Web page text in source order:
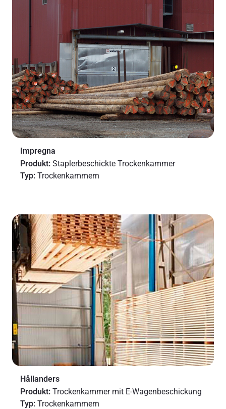
Impregna
Produkt: Staplerbeschickte Trockenkammer
Typ: Trockenkammern
Hållanders
Produkt: Trockenkammer mit E-Wagenbeschickung
Typ: Trockenkammern